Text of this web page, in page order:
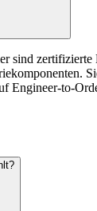
sind zertifizierte
Engineer-to-